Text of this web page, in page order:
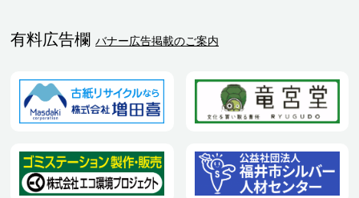
有料広告欄 バナー広告掲載のご案内